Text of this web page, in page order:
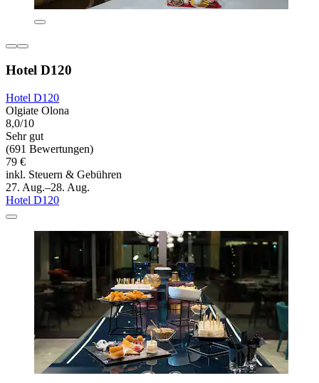
Hotel D120
Hotel D120
Olgiate Olona
8,0/10
Sehr gut
(691 Bewertungen)
79 €
inkl. Steuern & Gebühren
27. Aug.–28. Aug.
Hotel D120